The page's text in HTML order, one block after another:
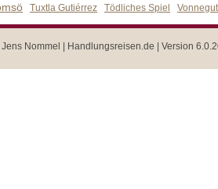
Tuxtla Gutiérrez Tödliches Spiel
Nommel | Handlungsreisen.de | Version